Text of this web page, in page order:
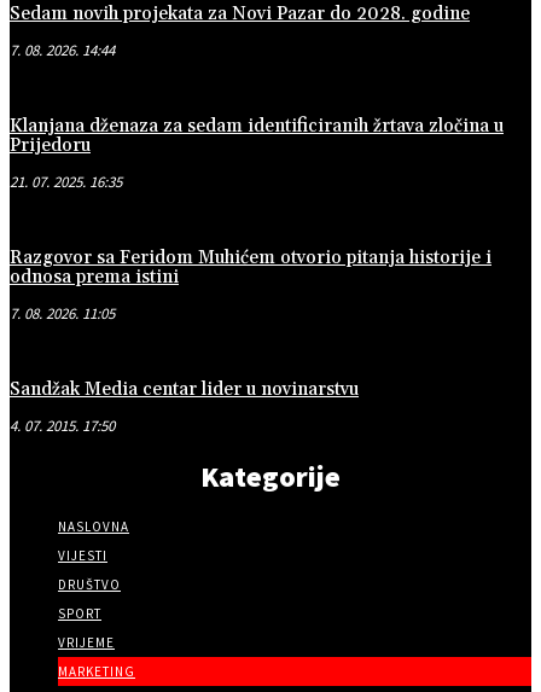
Sedam novih projekata za Novi Pazar do 2028. godine
7. 08. 2026. 14:44
Klanjana dženaza za sedam identificiranih žrtava zločina u
Prijedoru
21. 07. 2025. 16:35
Razgovor sa Feridom Muhićem otvorio pitanja historije i
odnosa prema istini
7. 08. 2026. 11:05
Sandžak Media centar lider u novinarstvu
4. 07. 2015. 17:50
Kategorije
NASLOVNA
VIJESTI
DRUŠTVO
SPORT
VRIJEME
MARKETING